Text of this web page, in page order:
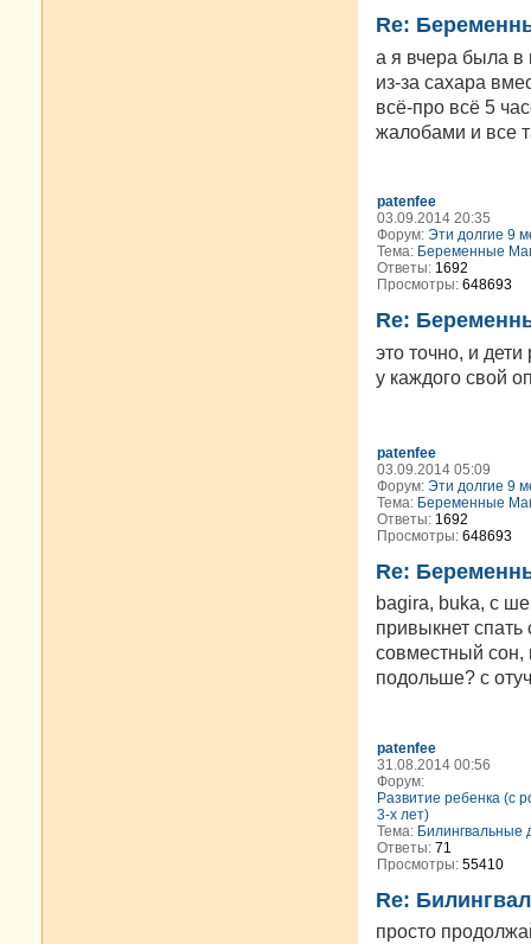
Re:
а я вчера была в
из-за сахара
всё-про всё 5
жалобами и все
patenfee
03.09.2014 20:35
Форум: Эти долгие 9
Тема: Беременные
Ответы: 1692
Просмотры: 648693
Re:
это точно, и
у каждого свой
patenfee
03.09.2014 05:09
Форум: Эти долгие 9
Тема: Беременные
Ответы: 1692
Просмотры: 648693
Re:
bagira, buka, с
привыкнет спать
совместный сон,
подольше? с
patenfee
31.08.2014 00:56
Форум:
Развитие ребенка (с
3-х лет)
Тема: Билингвальные
Ответы: 71
Просмотры: 55410
Re:
просто